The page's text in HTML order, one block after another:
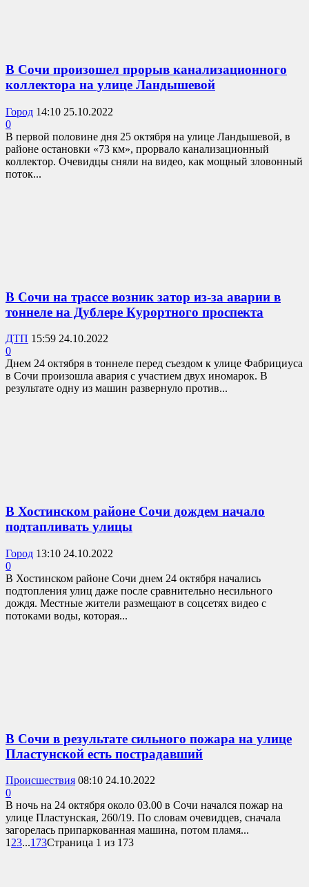
В Сочи произошел прорыв канализационного
коллектора на улице Ландышевой
Город 14:10 25.10.2022
0
В первой половине дня 25 октября на улице Ландышевой, в
районе остановки «73 км», прорвало канализационный
коллектор. Очевидцы сняли на видео, как мощный зловонный
поток...
В Сочи на трассе возник затор из-за аварии в
тоннеле на Дублере Курортного проспекта
ДТП 15:59 24.10.2022
0
Днем 24 октября в тоннеле перед съездом к улице Фабрициуса
в Сочи произошла авария с участием двух иномарок. В
результате одну из машин развернуло против...
В Хостинском районе Сочи дождем начало
подтапливать улицы
Город 13:10 24.10.2022
0
В Хостинском районе Сочи днем 24 октября начались
подтопления улиц даже после сравнительно несильного
дождя. Местные жители размещают в соцсетях видео с
потоками воды, которая...
В Сочи в результате сильного пожара на улице
Пластунской есть пострадавший
Происшествия 08:10 24.10.2022
0
В ночь на 24 октября около 03.00 в Сочи начался пожар на
улице Пластунская, 260/19. По словам очевидцев, сначала
загорелась припаркованная машина, потом пламя...
1 23...173Страница 1 из 173